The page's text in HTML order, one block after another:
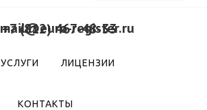
+7 (812) 467-48-33
mail@euro-register.ru
УСЛУГИ ЛИЦЕНЗИИ
КОНТАКТЫ